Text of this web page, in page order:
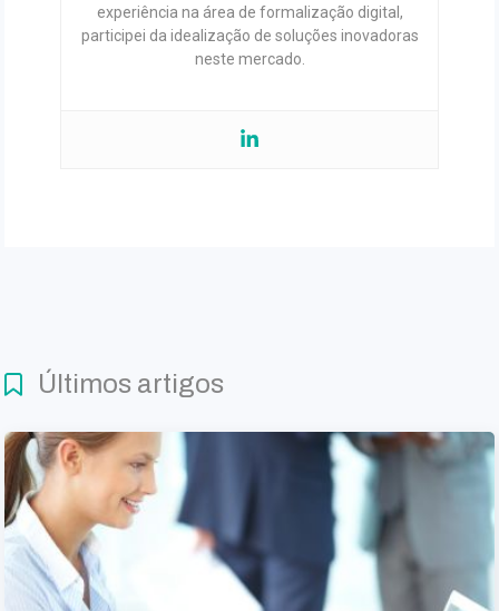
experiência na área de formalização digital,
participei da idealização de soluções inovadoras
neste mercado.
Últimos artigos